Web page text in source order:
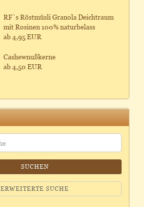
RF`s Röstmüsli Granola Deichtraum
mit Rosinen 100% naturbelass
ab 4,95 EUR
Cashewnußkerne
ab 4,50 EUR
SUCHEN
ERWEITERTE SUCHE